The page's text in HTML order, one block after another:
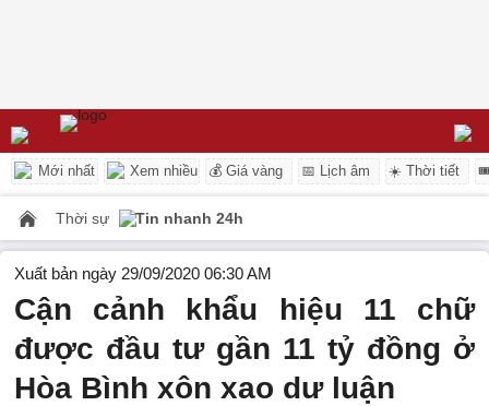
Mới nhất Xem nhiều 💰 Giá vàng 📅 Lịch âm ☀️ Thời tiết
Thời sự Tin nhanh 24h
Xuất bản ngày 29/09/2020 06:30 AM
Cận cảnh khẩu hiệu 11 chữ
được đầu tư gần 11 tỷ đồng ở
Hòa Bình xôn xao dư luận